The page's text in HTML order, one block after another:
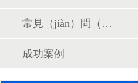
常見（jiàn）問（wèn）題
成功案例